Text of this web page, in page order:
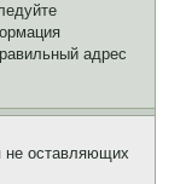
адрес
не оставляющих